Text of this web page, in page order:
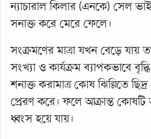
ন্যাচারাল কিলার (এনকে) সেল
সনাক্ত করে মেরে ফেলে।
সংক্রমণের মাত্রা যখন বেড়ে যায়
সংখ্যা ও কার্যক্রম ব্যাপকভাবে
শনাক্ত করামাত্র কোষ ঝিল্লিতে
প্রেরণ করে। ফলে আক্রান্ত কোষটি
ধ্বংস হয়ে যায়।